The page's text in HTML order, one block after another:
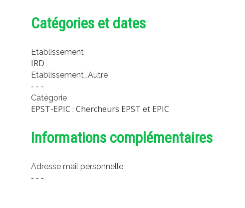
Catégories et dates
Etablissement
IRD
Etablissement_Autre
- - -
Catégorie
EPST-EPIC : Chercheurs EPST et EPIC
Informations complémentaires
Adresse mail personnelle
- - -